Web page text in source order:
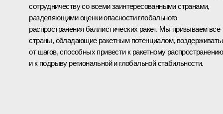
сотрудничеству со всеми заинтересованными странами,
разделяющими оценки опасности глобального
распространения баллистических ракет. Мы призываем все
страны, обладающие ракетным потенциалом,
от шагов, способных привести к ракетному распространению
и к подрыву региональной и глобальной стабильности.